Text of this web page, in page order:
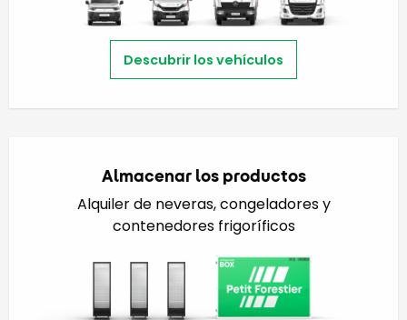
Descubrir los vehículos
Almacenar los productos
Alquiler de neveras, congeladores y
contenedores frigoríficos